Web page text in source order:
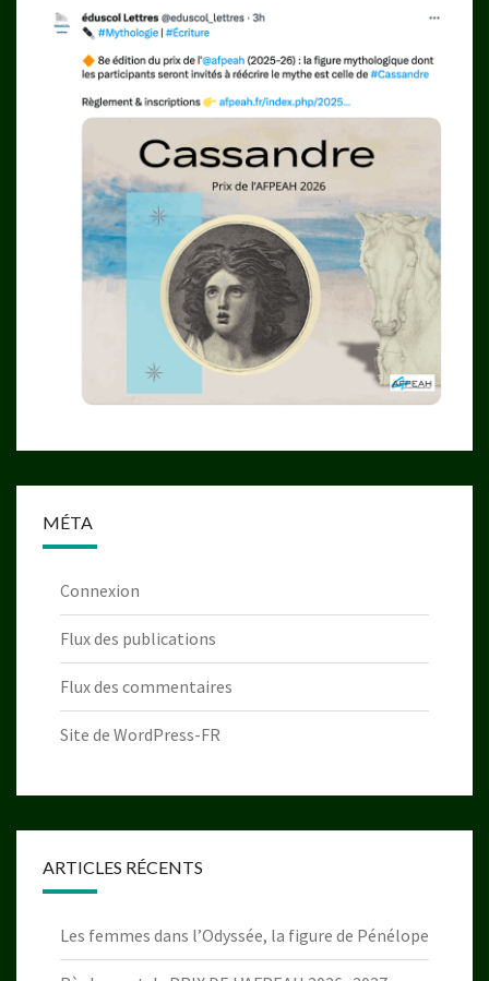
MÉTA
Connexion
Flux des publications
Flux des commentaires
Site de WordPress-FR
ARTICLES RÉCENTS
Les femmes dans l’Odyssée, la figure de Pénélope